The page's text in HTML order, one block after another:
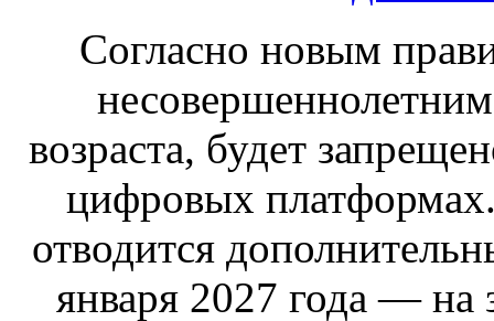
Согласно новым
возраста, будет
цифровых
отводится
января 2027 года —